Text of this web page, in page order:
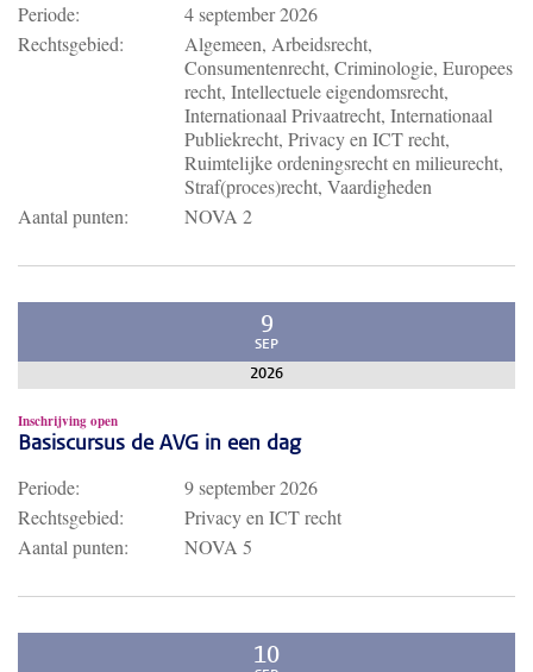
Periode:
4 september 2026
Rechtsgebied:
Algemeen, Arbeidsrecht,
Consumentenrecht, Criminologie, Europees
recht, Intellectuele eigendomsrecht,
Internationaal Privaatrecht, Internationaal
Publiekrecht, Privacy en ICT recht,
Ruimtelijke ordeningsrecht en milieurecht,
Straf(proces)recht, Vaardigheden
Aantal punten:
NOVA 2
9
SEP
2026
Inschrijving open
Basiscursus de AVG in een dag
Periode:
9 september 2026
Rechtsgebied:
Privacy en ICT recht
Aantal punten:
NOVA 5
10